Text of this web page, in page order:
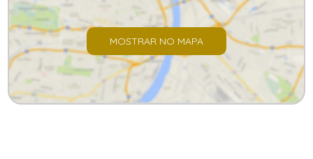
MOSTRAR NO MAPA